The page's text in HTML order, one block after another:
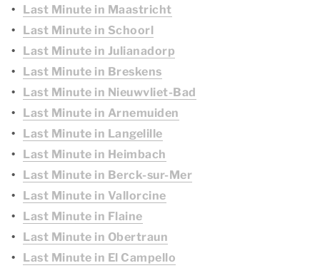
Last Minute in Maastricht
Last Minute in Schoorl
Last Minute in Julianadorp
Last Minute in Breskens
Last Minute in Nieuwvliet-Bad
Last Minute in Arnemuiden
Last Minute in Langelille
Last Minute in Heimbach
Last Minute in Berck-sur-Mer
Last Minute in Vallorcine
Last Minute in Flaine
Last Minute in Obertraun
Last Minute in El Campello